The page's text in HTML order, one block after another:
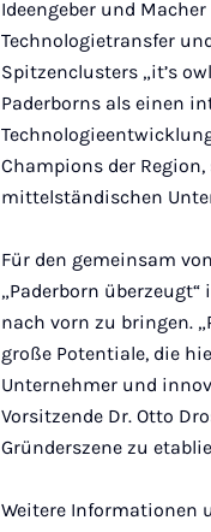
Ideengeber und
Technologietransfer
Spitzenclusters „it’s
Paderborns als einen
Champions der
mittelständischen
Für den gemeinsam
„Paderborn
nach vorn zu bringen.
große Potentiale, die
Unternehmer und
Vorsitzende Dr. Otto
Gründerszene zu
Weitere Informationen